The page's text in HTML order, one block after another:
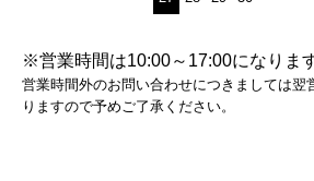
※営業時間は10:00～17:00になります
営業時間外のお問い合わせにつきましては翌
りますので予めご了承ください。